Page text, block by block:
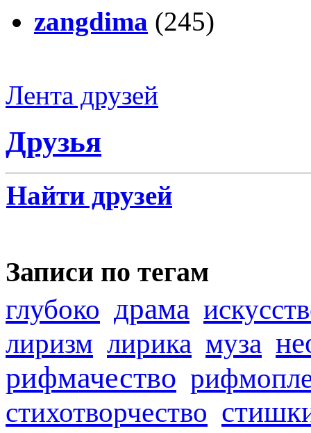
zangdima (245)
Лента друзей
Друзья
Найти друзей
Записи по тегам
глубоко драма
лиризм лирика муза
рифмачество
стихотворчество